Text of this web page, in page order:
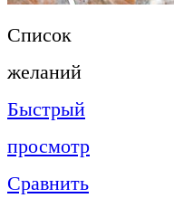
Список
желаний
Быстрый
просмотр
Сравнить